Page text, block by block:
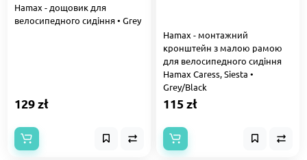
Hamax - дощовик для
велосипедного сидіння • Grey
129 zł
Hamax - монтажний
кронштейн з малою рамою
для велосипедного сидіння
Hamax Caress, Siesta •
Grey/Black
115 zł